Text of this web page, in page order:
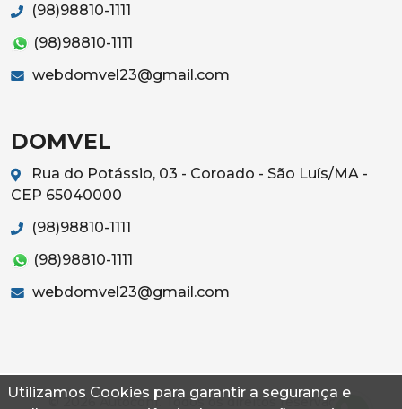
Utilizamos Cookies para garantir a segurança e
(98)98810-1111
(98)98810-1111
webdomvel23@gmail.com
DOMVEL
Rua do Potássio, 03 - Coroado - São Luís/MA -
CEP 65040000
(98)98810-1111
(98)98810-1111
webdomvel23@gmail.com
© 2026 Autoconf. Todos os direitos reservados.